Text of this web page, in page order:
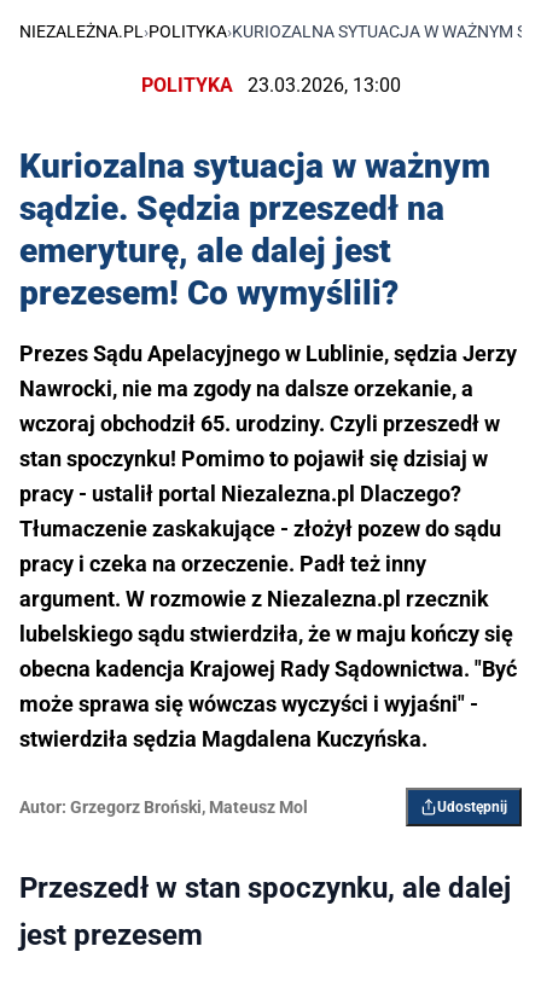
NIEZALEŻNA.PL ›POLITYKA›KURIOZALNA SYTUACJA W WAŻNYM
POLITYKA 23.03.2026, 13:00
Kuriozalna sytuacja w ważnym
sądzie. Sędzia przeszedł na
emeryturę, ale dalej jest
prezesem! Co wymyślili?
Prezes Sądu Apelacyjnego w Lublinie, sędzia Jerzy
Nawrocki, nie ma zgody na dalsze orzekanie, a
wczoraj obchodził 65. urodziny. Czyli przeszedł w
stan spoczynku! Pomimo to pojawił się dzisiaj w
pracy - ustalił portal Niezalezna.pl Dlaczego?
Tłumaczenie zaskakujące - złożył pozew do sądu
pracy i czeka na orzeczenie. Padł też inny
argument. W rozmowie z Niezalezna.pl rzecznik
lubelskiego sądu stwierdziła, że w maju kończy się
obecna kadencja Krajowej Rady Sądownictwa. "Być
może sprawa się wówczas wyczyści i wyjaśni" -
stwierdziła sędzia Magdalena Kuczyńska.
Autor: Grzegorz Broński, Mateusz Mol Udostępnij
Przeszedł w stan spoczynku, ale dalej
jest prezesem